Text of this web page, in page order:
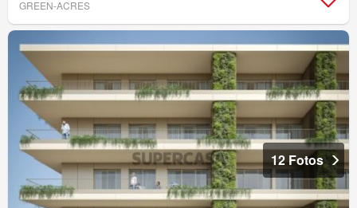
GREEN-ACRES
12 Fotos